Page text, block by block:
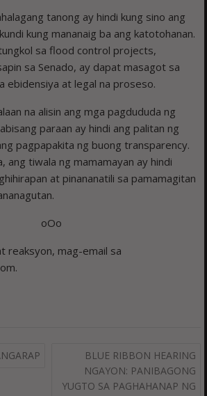
tanong ay hindi kung sino ang
kung mananaig ba ang katotohanan.
sa flood control projects,
sa Senado, ay dapat masagot sa
ebidensiya at legal na proseso.
na alisin ang mga pagdududa ng
paraan ay hindi ang palitan ng
pagpapakita ng buong transparency.
ang tiwala ng mamamayan ay hindi
at pinananatili sa pamamagitan
oOo
reaksyon, mag-email sa
BLUE RIBBON HEARING
NGAYON: PANIBAGONG
YUGTO SA PAGHAHANAP NG